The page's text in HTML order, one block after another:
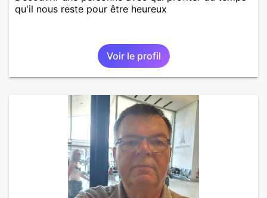
qu'il nous reste pour être heureux
Voir le profil